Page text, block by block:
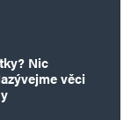
Nic
věci